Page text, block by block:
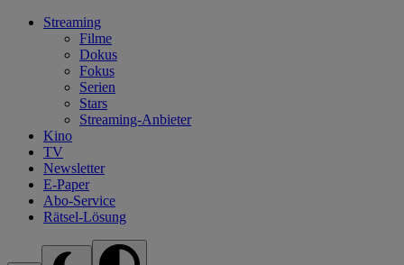
Streaming
Filme
Dokus
Fokus
Serien
Stars
Streaming-Anbieter
Kino
TV
Newsletter
E-Paper
Abo-Service
Rätsel-Lösung